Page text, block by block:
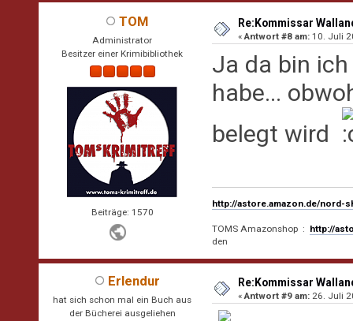
TOM
Administrator
Besitzer einer Krimibibliothek
Beiträge: 1570
Re:Kommissar
«Antwort #8 am: 10. Juli
Ja da bin
habe...
belegt wird
http://astore.amazon.de/nord-
TOMS Amazonshop : http://
den
Erlendur
hat sich schon mal ein Buch aus
der Bücherei ausgeliehen
Re:Kommissar
«Antwort #9 am: 26. Juli